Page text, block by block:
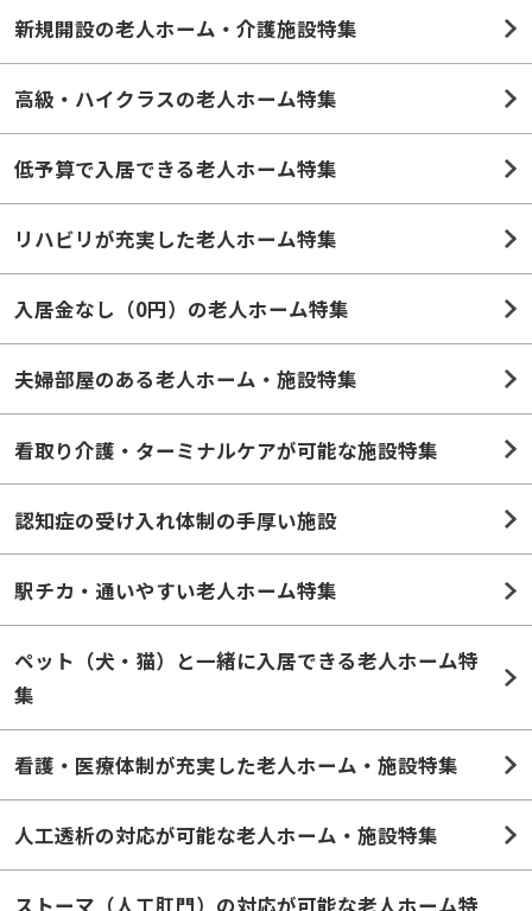
新規開設の老人ホーム・介護施設特集
高級・ハイクラスの老人ホーム特集
低予算で入居できる老人ホーム特集
リハビリが充実した老人ホーム特集
入居金なし（0円）の老人ホーム特集
夫婦部屋のある老人ホーム・施設特集
看取り介護・ターミナルケアが可能な施設特集
認知症の受け入れ体制の手厚い施設
駅チカ・通いやすい老人ホーム特集
ペット（犬・猫）と一緒に入居できる老人ホーム特
集
看護・医療体制が充実した老人ホーム・施設特集
人工透析の対応が可能な老人ホーム・施設特集
ストーマ（人工肛門）の対応が可能な老人ホーム特